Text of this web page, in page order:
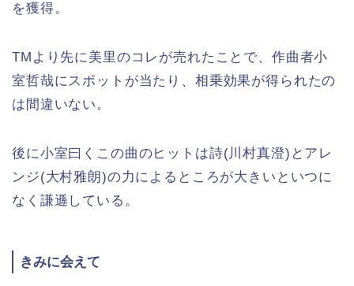
を獲得。
TMより先に美里のコレが売れたことで、作曲者小
室哲哉にスポットが当たり、相乗効果が得られたの
は間違いない。
後に小室曰くこの曲のヒットは詩(川村真澄)とアレ
ンジ(大村雅朗)の力によるところが大きいといつに
なく謙遜している。
きみに会えて